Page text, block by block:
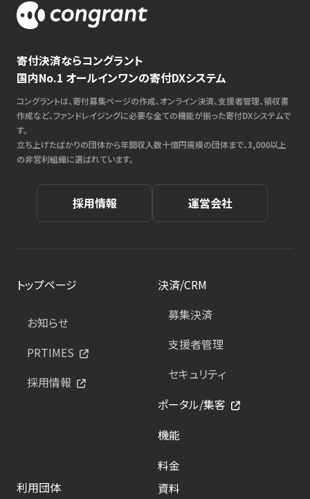
寄付決済ならコングラント
国内No.1 オールインワンの寄付DXシステム
コングラントは、寄付募集ページの作成、オンライン決済、支援者管理、領収書
作成など、ファンドレイジングに必要な全ての機能が揃った寄付DXシステムで
す。
立ち上げたばかりの団体から年間収入数十億円規模の団体まで、3,000以上
の非営利組織に選ばれています。
採用情報 運営会社
トップページ
お知らせ
PRTIMES
採用情報
決済/CRM
募集決済
支援者管理
セキュリティ
ポータル/集客
機能
料金
利用団体
資料